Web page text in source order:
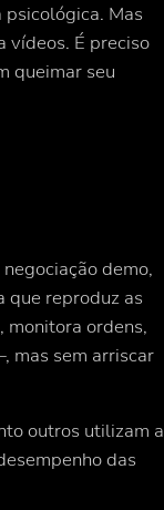
Mas
vídeos. É preciso
queimar seu
demo,
que reproduz as
monitora ordens,
mas sem arriscar
outros utilizam a
das